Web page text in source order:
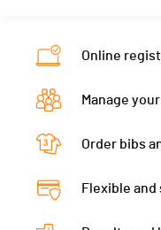
Online
Manage
Order bibs
Flexible